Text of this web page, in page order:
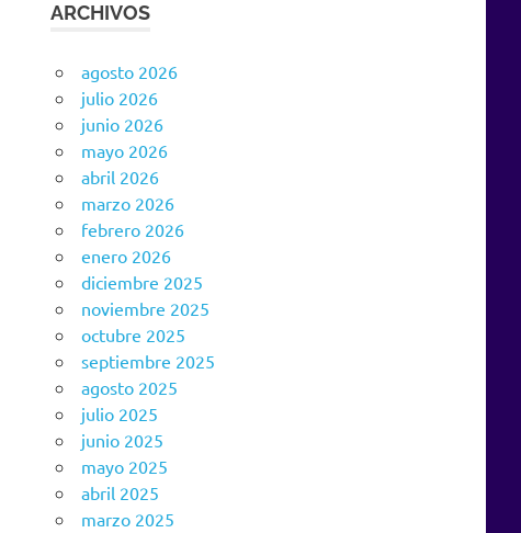
ARCHIVOS
agosto 2026
julio 2026
junio 2026
mayo 2026
abril 2026
marzo 2026
febrero 2026
enero 2026
diciembre 2025
noviembre 2025
octubre 2025
septiembre 2025
agosto 2025
julio 2025
junio 2025
mayo 2025
abril 2025
marzo 2025